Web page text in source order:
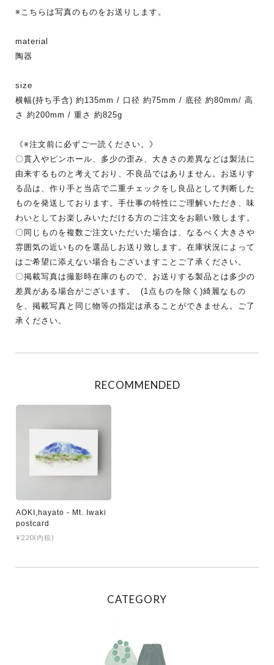
※こちらは写真のものをお送りします。
material
陶器
size
横幅(持ち手含) 約135mm / 口径 約75mm / 底径 約80mm/ 高
さ 約200mm / 重さ 約825g
《※注文前に必ずご一読ください。》
〇貫入やピンホール、多少の歪み、大きさの差異などは製法に
由来するものと考えており、不良品ではありません。お送りす
る品は、作り手と当店で二重チェックをし良品として判断した
ものを発送しております。手仕事の特性にご理解いただき、味
わいとしてお楽しみいただける方のご注文をお願い致します。
〇同じものを複数ご注文いただいた場合は、なるべく大きさや
雰囲気の近いものを選品しお送り致します。在庫状況によって
はご希望に添えない場合もございますことご了承ください。
〇掲載写真は撮影時在庫のもので、お送りする製品とは多少の
差異がある場合がございます。 (1点ものを除く)綺麗なもの
を、掲載写真と同じ物等の指定は承ることができません。ご了
承ください。
RECOMMENDED
AOKI,hayato - Mt. Iwaki
postcard
¥220(内税)
CATEGORY